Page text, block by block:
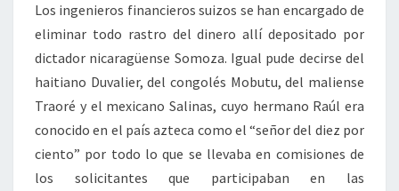
Los ingenieros financieros suizos se han encargado de
eliminar todo rastro del dinero allí depositado por
dictador nicaragüense Somoza. Igual pude decirse del
haitiano Duvalier, del congolés Mobutu, del maliense
Traoré y el mexicano Salinas, cuyo hermano Raúl era
conocido en el país azteca como el “señor del diez por
ciento” por todo lo que se llevaba en comisiones de
los solicitantes que participaban en las